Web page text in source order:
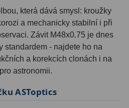
která dává smysl: kroužky
a mechanicky stabilní i při
Závit M48x0.75 je dnes
standardem - najdete ho na
a korekcích clonách i na
astronomii.
ASToptics